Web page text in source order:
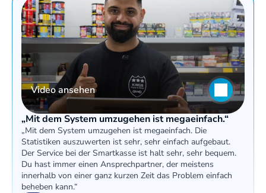
Video ansehen
„Mit dem System umzugehen ist megaeinfach.“
„Mit dem System umzugehen ist megaeinfach. Die
Statistiken auszuwerten ist sehr, sehr einfach aufgebaut.
Der Service bei der Smartkasse ist halt sehr, sehr bequem.
Du hast immer einen Ansprechpartner, der meistens
innerhalb von einer ganz kurzen Zeit das Problem einfach
beheben kann.“